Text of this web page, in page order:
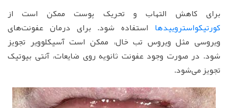
برای‌ کاهش‌ التهاب‌ و تحریک‌ پوست‌ ممکن‌ است‌ از
کورتیکواستروییدها استفاده‌ شود. برای‌ درمان‌ عفونت‌های‌
ویروسی‌ مثل‌ ویروس‌ تب خال، ممکن‌ است‌ آسیکلوویر تجویز
شود. در صورت‌ وجود عفونت‌ ثانویه‌ روی‌ ضایعات‌، آنتی بیوتیک
تجویز می‌شود.